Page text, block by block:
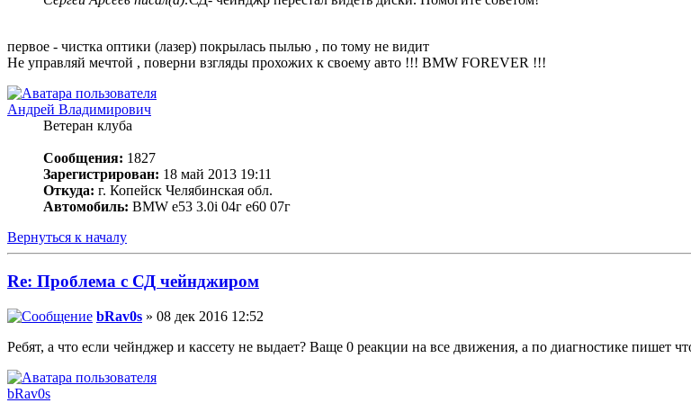
первое - чистка оптики (лазер) покрылась пылью , по тому не видит
Не управляй мечтой , поверни взгляды прохожих к своему авто !!! BMW FOREVER !!!
Андрей Владимирович
Ветеран клуба
Сообщения: 1827
Зарегистрирован: 18 май 2013 19:11
Откуда: г. Копейск Челябинская обл.
Автомобиль: BMW е53 3.0i 04г е60 07г
Вернуться к началу
Re: Проблема с СД чейнджиром
bRav0s » 08 дек 2016 12:52
Ребят, а что если чейнджер и кассету не выдает? Ваще 0 реакции на все движения, а по диагностике пишет
bRav0s